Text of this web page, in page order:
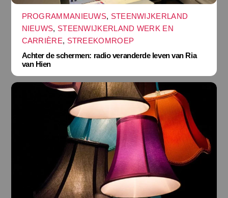
PROGRAMMANIEUWS, STEENWIJKERLAND
NIEUWS, STEENWIJKERLAND WERK EN
CARRIÈRE, STREEKOMROEP
Achter de schermen: radio veranderde leven van Ria
van Hien